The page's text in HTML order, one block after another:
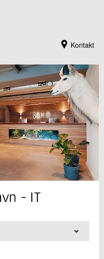
Kontakt
- IT